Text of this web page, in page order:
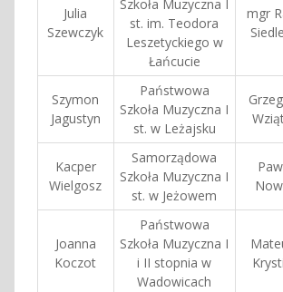
Julia
Szewczyk
Szkoła Muzyczna I
st. im. Teodora
Leszetyckiego w
Łańcucie
mgr
Szymon
Jagustyn
Państwowa
Szkoła Muzyczna I
st. w Leżajsku
Kacper
Wielgosz
Samorządowa
Szkoła Muzyczna I
st. w Jeżowem
Joanna
Koczot
Państwowa
Szkoła Muzyczna I
i II stopnia w
Wadowicach